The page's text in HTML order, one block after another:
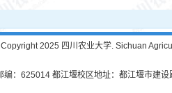
Copyright 2025 四川农业大学. Sichuan
：625014 都江堰校区地址：都江堰市建